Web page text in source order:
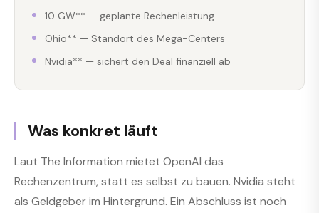
10 GW** — geplante Rechenleistung
Ohio** — Standort des Mega-Centers
Nvidia** — sichert den Deal finanziell ab
Was konkret läuft
Laut The Information mietet OpenAI das
Rechenzentrum, statt es selbst zu bauen. Nvidia steht
als Geldgeber im Hintergrund. Ein Abschluss ist noch